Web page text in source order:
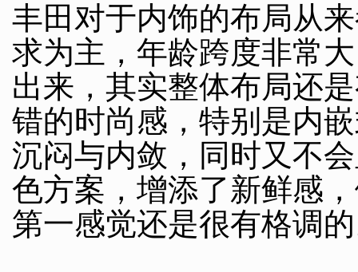
丰田对于内饰的布局从
求为主，年龄跨度非常
出来，其实整体布局还
错的时尚感，特别是内
沉闷与内敛，同时又不
色方案，增添了新鲜感
第一感觉还是很有格调